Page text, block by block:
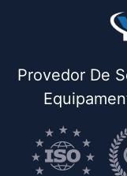
Provedor De